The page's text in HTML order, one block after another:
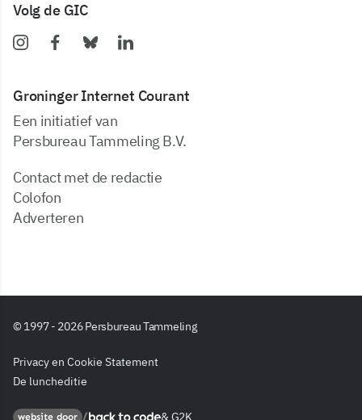
Volg de GIC
Groninger Internet Courant
Een initiatief van
Persbureau Tammeling B.V.
Contact met de redactie
Colofon
Adverteren
© 1997 - 2026 Persbureau Tammeling
Privacy en Cookie Statement
De luncheditie
website doorBack to code